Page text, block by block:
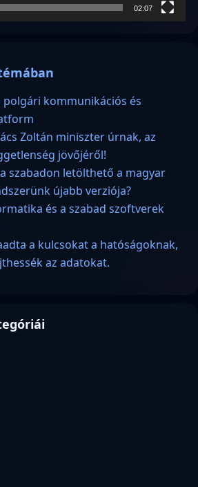
02:07
polgári kommunikációs és
Zoltán miniszter úrnak, az
jövőjéről!
szabadon letölthető a magyar
újabb verziója?
és a szabad szoftverek
a kulcsokat a hatóságoknak,
az adatokat.